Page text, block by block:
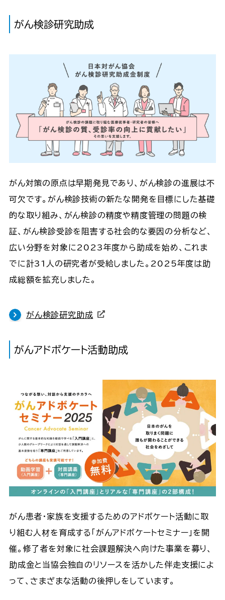
がん検診研究助成
がん対策の原点は早期発見であり、がん検診の進展は不
可欠です。がん検診技術の新たな開発を目標にした基礎
的な取り組み、がん検診の精度や精度管理の問題の検
証、がん検診受診を阻害する社会的な要因の分析など、
広い分野を対象に2023年度から助成を始め、これま
でに計31人の研究者が受給しました。2025年度は助
成総額を拡充しました。
がん検診研究助成
がんアドボケート活動助成
がん患者・家族を支援するためのアドボケート活動に取
り組む人材を育成する「がんアドボケートセミナー」を開
催。修了者を対象に社会課題解決へ向けた事業を募り、
助成金と当協会独自のリソースを活かした伴走支援によ
って、さまざまな活動の後押しをしています。